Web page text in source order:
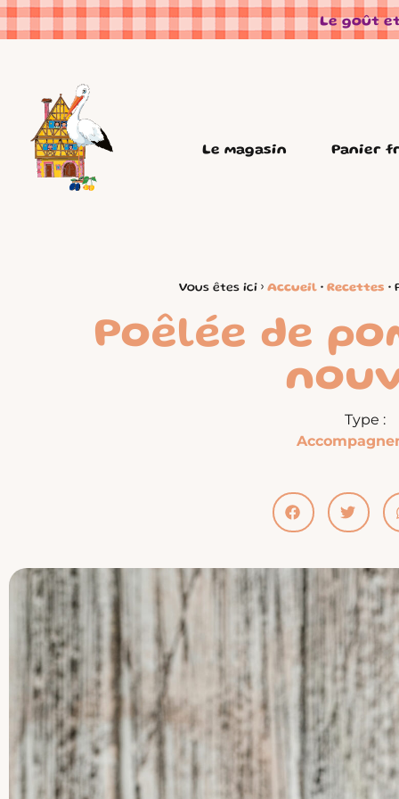
Le goût
Le magasin Panier
Vous êtes ici › Accueil • Recettes •
Poêlée de
Type :
Panneau de gestion des cookies